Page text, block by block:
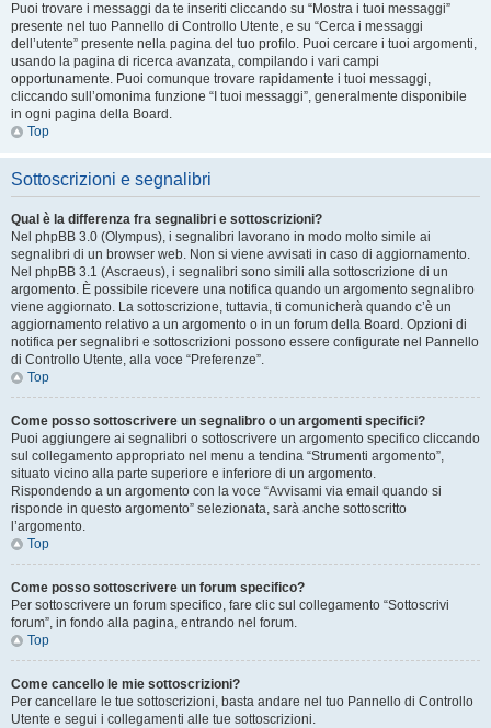
Puoi trovare i messaggi da te inseriti cliccando su “Mostra i tuoi messaggi”
presente nel tuo Pannello di Controllo Utente, e su “Cerca i messaggi
dell’utente” presente nella pagina del tuo profilo. Puoi cercare i tuoi argomenti,
usando la pagina di ricerca avanzata, compilando i vari campi
opportunamente. Puoi comunque trovare rapidamente i tuoi messaggi,
cliccando sull’omonima funzione “I tuoi messaggi”, generalmente disponibile
in ogni pagina della Board.
Top
Sottoscrizioni e segnalibri
Qual è la differenza fra segnalibri e sottoscrizioni?
Nel phpBB 3.0 (Olympus), i segnalibri lavorano in modo molto simile ai
segnalibri di un browser web. Non si viene avvisati in caso di aggiornamento.
Nel phpBB 3.1 (Ascraeus), i segnalibri sono simili alla sottoscrizione di un
argomento. È possibile ricevere una notifica quando un argomento segnalibro
viene aggiornato. La sottoscrizione, tuttavia, ti comunicherà quando c’è un
aggiornamento relativo a un argomento o in un forum della Board. Opzioni di
notifica per segnalibri e sottoscrizioni possono essere configurate nel Pannello
di Controllo Utente, alla voce “Preferenze”.
Top
Come posso sottoscrivere un segnalibro o un argomenti specifici?
Puoi aggiungere ai segnalibri o sottoscrivere un argomento specifico cliccando
sul collegamento appropriato nel menu a tendina “Strumenti argomento”,
situato vicino alla parte superiore e inferiore di un argomento.
Rispondendo a un argomento con la voce “Avvisami via email quando si
risponde in questo argomento” selezionata, sarà anche sottoscritto
l’argomento.
Top
Come posso sottoscrivere un forum specifico?
Per sottoscrivere un forum specifico, fare clic sul collegamento “Sottoscrivi
forum”, in fondo alla pagina, entrando nel forum.
Top
Come cancello le mie sottoscrizioni?
Per cancellare le tue sottoscrizioni, basta andare nel tuo Pannello di Controllo
Utente e segui i collegamenti alle tue sottoscrizioni.